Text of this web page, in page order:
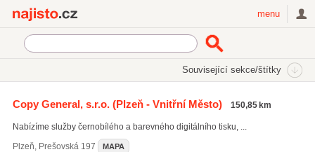
menu
Související sekce/štítky
Reklamní předměty a sítotisk
Reklamní tiskoviny a vizitky
Copy General, s.r.o.(Plzeň - Vnitřní Město) 150,85 km
Nabízíme služby černobílého a barevného digitálního tisku, ...
Plzeň, Prešovská 197 MAPA